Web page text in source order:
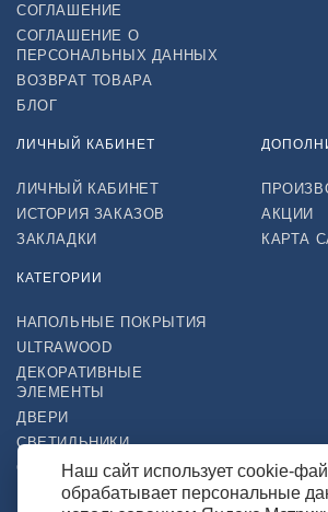
Наш сайт использует cookie-
обрабатывает персональные
СОГЛАШЕНИЕ
СОГЛАШЕНИЕ О
ПЕРСОНАЛЬНЫХ ДАННЫХ
ВОЗВРАТ ТОВАРА
БЛОГ
ЛИЧНЫЙ КАБИНЕТ
ЛИЧНЫЙ КАБИНЕТ
ИСТОРИЯ ЗАКАЗОВ
ЗАКЛАДКИ
АКЦИИ
КАРТА
КАТЕГОРИИ
НАПОЛЬНЫЕ ПОКРЫТИЯ
ULTRAWOOD
ДЕКОРАТИВНЫЕ
ЭЛЕМЕНТЫ
ДВЕРИ
СВЕТИЛЬНИКИ
СТРОЙТОВАРЫ
НАШ МАГАЗИН В СОЦСЕТЯХ